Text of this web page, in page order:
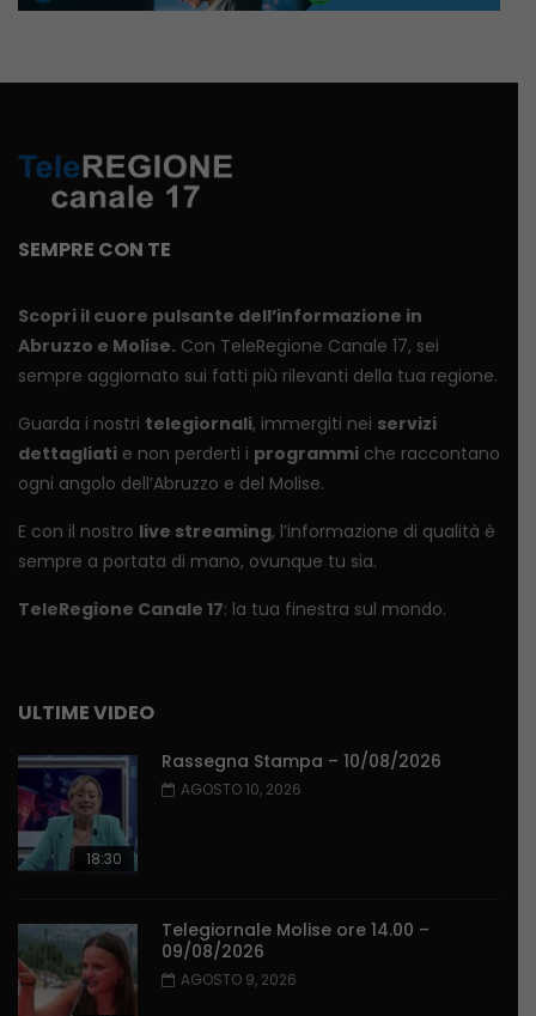
SEMPRE CON TE
Scopri il cuore pulsante dell’informazione in
Abruzzo e Molise. Con TeleRegione Canale 17, sei
sempre aggiornato sui fatti più rilevanti della tua regione.
Guarda i nostri telegiornali, immergiti nei servizi
dettagliati e non perderti i programmi che raccontano
ogni angolo dell’Abruzzo e del Molise.
E con il nostro live streaming, l’informazione di qualità è
sempre a portata di mano, ovunque tu sia.
TeleRegione Canale 17: la tua finestra sul mondo.
ULTIME VIDEO
18:30
Rassegna Stampa – 10/08/2026
AGOSTO 10, 2026
Telegiornale Molise ore 14.00 –
09/08/2026
AGOSTO 9, 2026